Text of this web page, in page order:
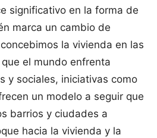
significativo en la forma de
marca un cambio de
la vivienda en las
el mundo enfrenta
y sociales, iniciativas como
un modelo a seguir que
barrios y ciudades a
hacia la vivienda y la